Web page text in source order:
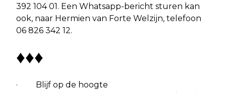
392 104 01. Een Whatsapp-bericht sturen kan
ook, naar Hermien van Forte Welzijn, telefoon
06 826 342 12.
♦♦♦
· Blijf op de hoogte